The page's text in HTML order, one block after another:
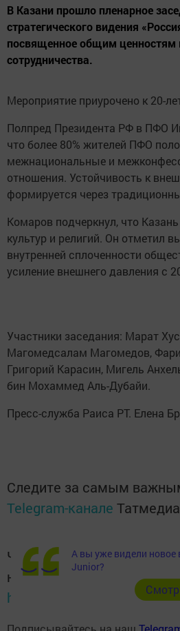
В Казани прошло пленарное
стратегического видения
посвященное общим ценностям
сотрудничества.
Мероприятие приурочено к 20-
Полпред Президента РФ в ПФО
что более 80% жителей ПФО
межнациональные и
отношения. Устойчивость к
формируется через
Комаров подчеркнул, что
культур и религий. Он отметил
внутренней сплоченности
усиление внешнего давления с
Участники заседания: Марат
Магомедсалам Магомедов,
Григорий Карасин, Мигель
бин Мохаммед Аль-Дубайи.
Пресс-служба Раиса РТ. Елена
Следите за самым
Telegram-канале Татмедиа
Читайте новости
национальном
https://max.ru/tatmedia
А вы уже видели новое
Junior?